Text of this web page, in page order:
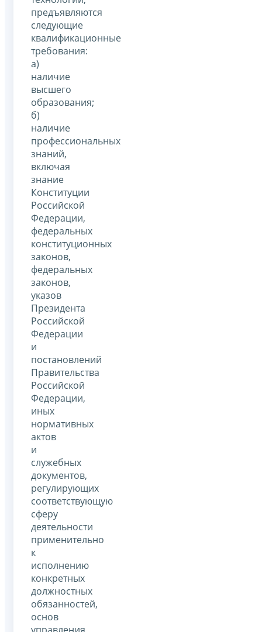
предъявляются
следующие
квалификационные
требования:
а)
наличие
высшего
образования;
б)
наличие
профессиональных
знаний,
включая
знание
Конституции
Российской
Федерации,
федеральных
конституционных
законов,
федеральных
законов,
указов
Президента
Российской
Федерации
и
постановлений
Правительства
Российской
Федерации,
иных
нормативных
актов
и
служебных
документов,
регулирующих
соответствующую
сферу
деятельности
применительно
к
исполнению
конкретных
должностных
обязанностей,
основ
управления